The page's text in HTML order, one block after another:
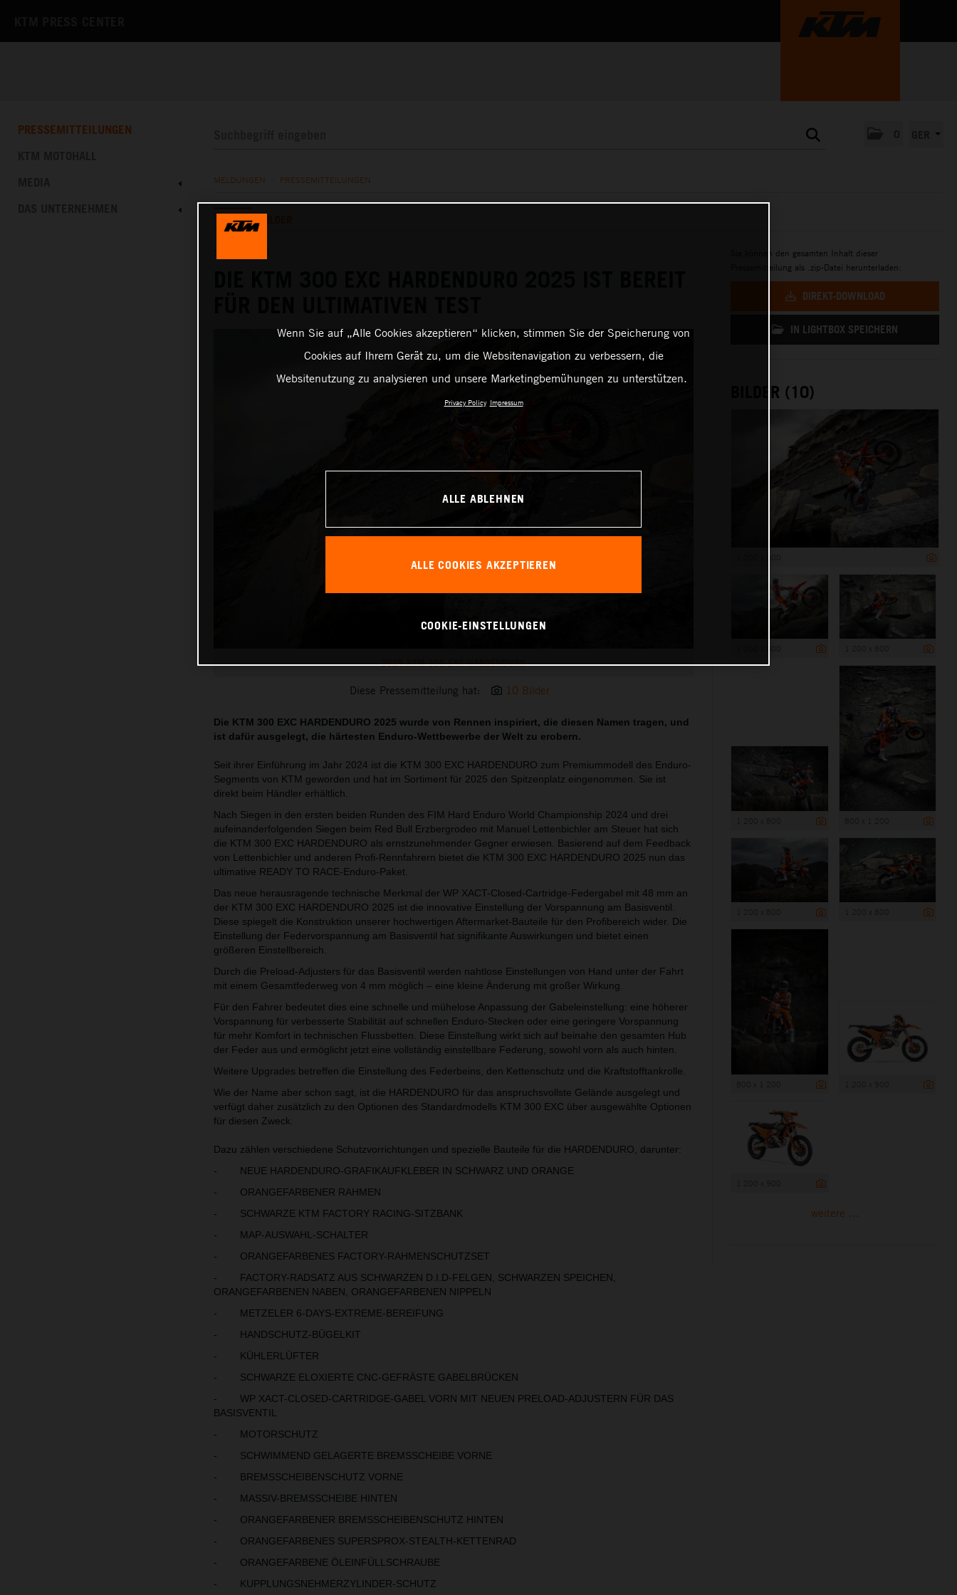
PRESSEMITTEILUNGEN
MELDUNGEN PRESSEMITTEILUNGEN
TEXT
2025 KTM 300 EXC HARDENDURO
Diese Pressemitteilung hat: 10 Bilder
Die KTM 300 EXC HARDENDURO 2025 wurde von Rennen inspiriert, die diesen Namen tragen, und
ist dafür ausgelegt, die härtesten Enduro-Wettbewerbe der Welt zu erobern.
Seit ihrer Einführung im Jahr 2024 ist die KTM 300 EXC HARDENDURO zum Premiummodell des Enduro-
Segments von KTM geworden und hat im Sortiment für 2025 den Spitzenplatz eingenommen. Sie ist
direkt beim Händler erhältlich.
Nach Siegen in den ersten beiden Runden des FIM Hard Enduro World Championship 2024 und drei
aufeinanderfolgenden Siegen beim Red Bull Erzbergrodeo mit Manuel Lettenbichler am Steuer hat sich
die KTM 300 EXC HARDENDURO als ernstzunehmender Gegner erwiesen. Basierend auf dem Feedback
von Lettenbichler und anderen Profi-Rennfahrern bietet die KTM 300 EXC HARDENDURO 2025 nun das
ultimative READY TO RACE-Enduro-Paket.
Das neue herausragende technische Merkmal der WP XACT-Closed-Cartridge-Federgabel mit 48 mm an
der KTM 300 EXC HARDENDURO 2025 ist die innovative Einstellung der Vorspannung am Basisventil.
Diese spiegelt die Konstruktion unserer hochwertigen Aftermarket-Bauteile für den Profibereich wider. Die
Einstellung der Federvorspannung am Basisventil hat signifikante Auswirkungen und bietet einen
größeren Einstellbereich.
Durch die Preload-Adjusters für das Basisventil werden nahtlose Einstellungen von Hand unter der Fahrt
mit einem Gesamtfederweg von 4 mm möglich – eine kleine Änderung mit großer Wirkung.
Für den Fahrer bedeutet dies eine schnelle und mühelose Anpassung der Gabeleinstellung: eine höherer
Vorspannung für verbesserte Stabilität auf schnellen Enduro-Stecken oder eine geringere Vorspannung
für mehr Komfort in technischen Flussbetten. Diese Einstellung wirkt sich auf beinahe den gesamten Hub
der Feder aus und ermöglicht jetzt eine vollständig einstellbare Federung, sowohl vorn als auch hinten.
Weitere Upgrades betreffen die Einstellung des Federbeins, den Kettenschutz und die Kraftstofftankrolle.
Wie der Name aber schon sagt, ist die HARDENDURO für das anspruchsvollste Gelände ausgelegt und
verfügt daher zusätzlich zu den Optionen des Standardmodells KTM 300 EXC über ausgewählte Optionen
für diesen Zweck.
Dazu zählen verschiedene Schutzvorrichtungen und spezielle Bauteile für die HARDENDURO, darunter:
- NEUE HARDENDURO-GRAFIKAUFKLEBER IN SCHWARZ UND ORANGE
- ORANGEFARBENER RAHMEN
- SCHWARZE KTM FACTORY RACING-SITZBANK
- MAP-AUSWAHL-SCHALTER
- ORANGEFARBENES FACTORY-RAHMENSCHUTZSET
- FACTORY-RADSATZ AUS SCHWARZEN D.I.D-FELGEN, SCHWARZEN SPEICHEN,
ORANGEFARBENEN NABEN, ORANGEFARBENEN NIPPELN
- METZELER 6-DAYS-EXTREME-BEREIFUNG
- HANDSCHUTZ-BÜGELKIT
- KÜHLERLÜFTER
- SCHWARZE ELOXIERTE CNC-GEFRÄSTE GABELBRÜCKEN
- WP XACT-CLOSED-CARTRIDGE-GABEL VORN MIT NEUEN PRELOAD-ADJUSTERN FÜR DAS
BASISVENTIL
- MOTORSCHUTZ
- SCHWIMMEND GELAGERTE BREMSSCHEIBE VORNE
- BREMSSCHEIBENSCHUTZ VORNE
- MASSIV-BREMSSCHEIBE HINTEN
- ORANGEFARBENER BREMSSCHEIBENSCHUTZ HINTEN
- ORANGEFARBENES SUPERSPROX-STEALTH-KETTENRAD
- ORANGEFARBENE ÖLEINFÜLLSCHRAUBE
- KUPPLUNGSNEHMERZYLINDER-SCHUTZ
Sie können den gesamten Inhalt dieser
Pressemitteilung als .zip-Datei herunterladen:
DIREKT-DOWNLOAD
IN LIGHTBOX SPEICHERN
BILDER (10)
weitere ...
Wenn Sie auf „Alle Cookies akzeptieren“ klicken, stimmen Sie der Speicherung von
Cookies auf Ihrem Gerät zu, um die Websitenavigation zu verbessern, die
Websitenutzung zu analysieren und unsere Marketingbemühungen zu unterstützen.
Privacy Policy Impressum
ALLE ABLEHNEN
ALLE COOKIES AKZEPTIEREN
COOKIE-EINSTELLUNGEN